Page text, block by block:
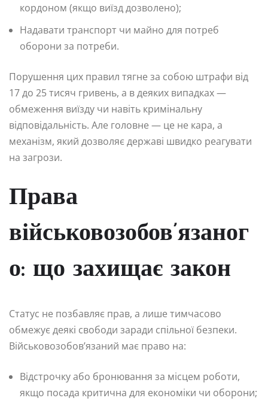
кордоном (якщо виїзд дозволено);
Надавати транспорт чи майно для потреб
оборони за потреби.
Порушення цих правил тягне за собою штрафи від
17 до 25 тисяч гривень, а в деяких випадках —
обмеження виїзду чи навіть кримінальну
відповідальність. Але головне — це не кара, а
механізм, який дозволяє державі швидко реагувати
на загрози.
Права
військовозобов’язаног
о: що захищає закон
Статус не позбавляє прав, а лише тимчасово
обмежує деякі свободи заради спільної безпеки.
Військовозобов’язаний має право на:
Відстрочку або бронювання за місцем роботи,
якщо посада критична для економіки чи оборони;